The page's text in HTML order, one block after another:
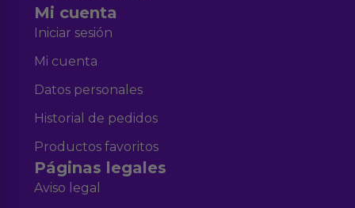
Mi cuenta
Iniciar sesión
Mi cuenta
Datos personales
Historial de pedidos
Productos favoritos
Páginas legales
Aviso legal